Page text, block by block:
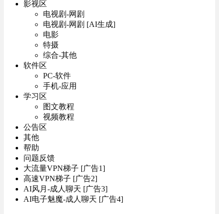
影视区
电视剧-网剧
电视剧-网剧 [AI生成]
电影
特摄
综合-其他
软件区
PC-软件
手机-应用
学习区
图文教程
视频教程
公告区
其他
帮助
问题反馈
大流量VPN梯子 [广告1]
高速VPN梯子 [广告2]
AI风月-成人聊天 [广告3]
AI电子魅魔-成人聊天 [广告4]